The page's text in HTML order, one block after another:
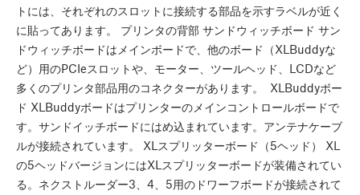
トには、それぞれのスロットに接続する部品を示すラベルが近く
に貼ってあります。 プリンタの背部 サンドウィッチボード サン
ドウィッチボードはメインボードで、他のボード（XLBuddyな
ど）用のPCIeスロットや、モーター、ツールヘッド、LCDなど
多くのプリンタ部品用のコネクターがあります。 XLBuddyボー
ド XLBuddyボードはプリンターのメインコントロールボードで
す。サンドイッチボードにはめ込まれています。アンテナケーブ
ルが接続されています。 XLスプリッターボード（5ヘッド） XL
の5ヘッドバージョンにはXLスプリッターボードが装備されてい
る。ネクストルーダー3、4、5用のドワーフボードが接続されて